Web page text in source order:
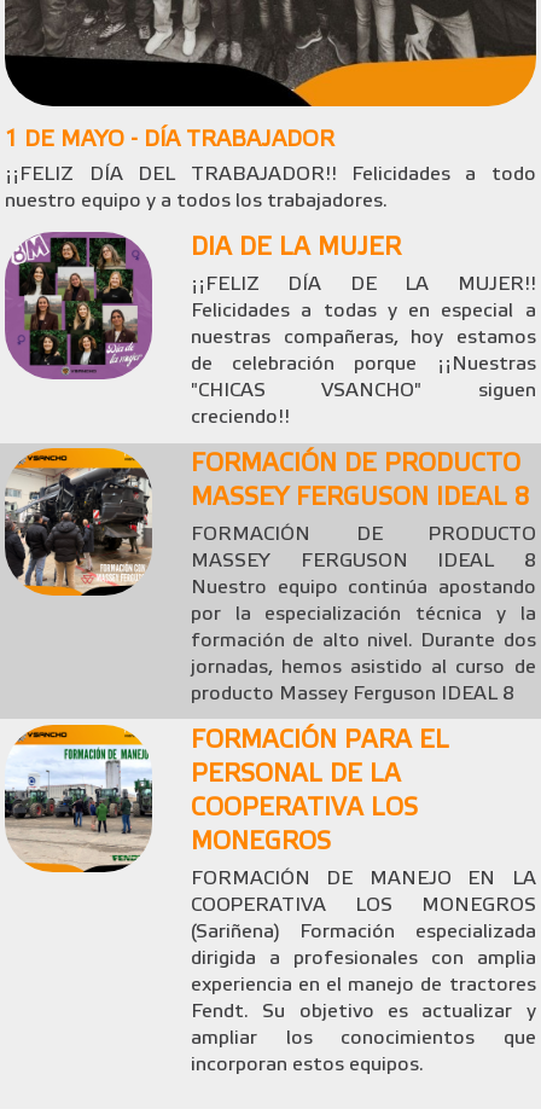
1 DE MAYO - DÍA TRABAJADOR
¡¡FELIZ DÍA DEL TRABAJADOR!! Felicidades a todo
nuestro equipo y a todos los trabajadores.
DIA DE LA MUJER
¡¡FELIZ DÍA DE LA MUJER!!
Felicidades a todas y en especial a
nuestras compañeras, hoy estamos
de celebración porque ¡¡Nuestras
"CHICAS VSANCHO" siguen
creciendo!!
FORMACIÓN DE PRODUCTO
MASSEY FERGUSON IDEAL 8
FORMACIÓN DE PRODUCTO
MASSEY FERGUSON IDEAL 8
Nuestro equipo continúa apostando
por la especialización técnica y la
formación de alto nivel. Durante dos
jornadas, hemos asistido al curso de
producto Massey Ferguson IDEAL 8
FORMACIÓN PARA EL
PERSONAL DE LA
COOPERATIVA LOS
MONEGROS
FORMACIÓN DE MANEJO EN LA
COOPERATIVA LOS MONEGROS
(Sariñena) Formación especializada
dirigida a profesionales con amplia
experiencia en el manejo de tractores
Fendt. Su objetivo es actualizar y
ampliar los conocimientos que
incorporan estos equipos.